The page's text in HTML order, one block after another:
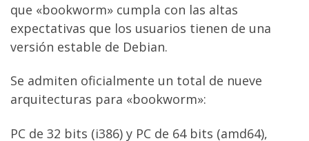
que «bookworm» cumpla con las altas
expectativas que los usuarios tienen de una
versión estable de Debian.
Se admiten oficialmente un total de nueve
arquitecturas para «bookworm»:
PC de 32 bits (i386) y PC de 64 bits (amd64),